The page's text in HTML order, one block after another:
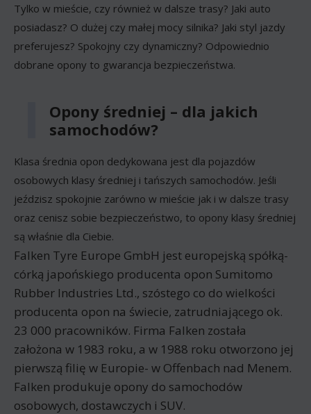
Tylko w mieście, czy również w dalsze trasy? Jaki auto
posiadasz? O dużej czy małej mocy silnika? Jaki styl jazdy
preferujesz? Spokojny czy dynamiczny? Odpowiednio
dobrane opony to gwarancja bezpieczeństwa.
Opony średniej – dla jakich
samochodów?
Klasa średnia opon dedykowana jest dla pojazdów
osobowych klasy średniej i tańszych samochodów. Jeśli
jeździsz spokojnie zarówno w mieście jak i w dalsze trasy
oraz cenisz sobie bezpieczeństwo, to opony klasy średniej
są właśnie dla Ciebie.
Falken Tyre Europe GmbH jest europejską spółką-
córką japońskiego producenta opon Sumitomo
Rubber Industries Ltd., szóstego co do wielkości
producenta opon na świecie, zatrudniającego ok.
23 000 pracowników. Firma Falken została
założona w 1983 roku, a w 1988 roku otworzono jej
pierwszą filię w Europie- w Offenbach nad Menem.
Falken produkuje opony do samochodów
osobowych, dostawczych i SUV.